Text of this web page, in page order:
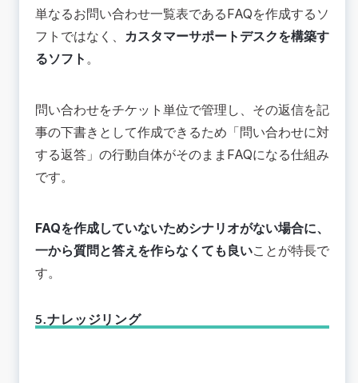
単なるお問い合わせ一覧表であるFAQを作成するソ
フトではなく、 カスタマーサポートデスクを構築す
るソフト 。
問い合わせをチケット単位で管理し、その返信を記
事の下書きとして作成できるため「問い合わせに対
する返答」の行動自体がそのままFAQになる仕組み
です。
FAQを作成していないためシナリオがない場合に、
一から質問と答えを作らなくても良いことが特長で
す。
5.ナレッジリング